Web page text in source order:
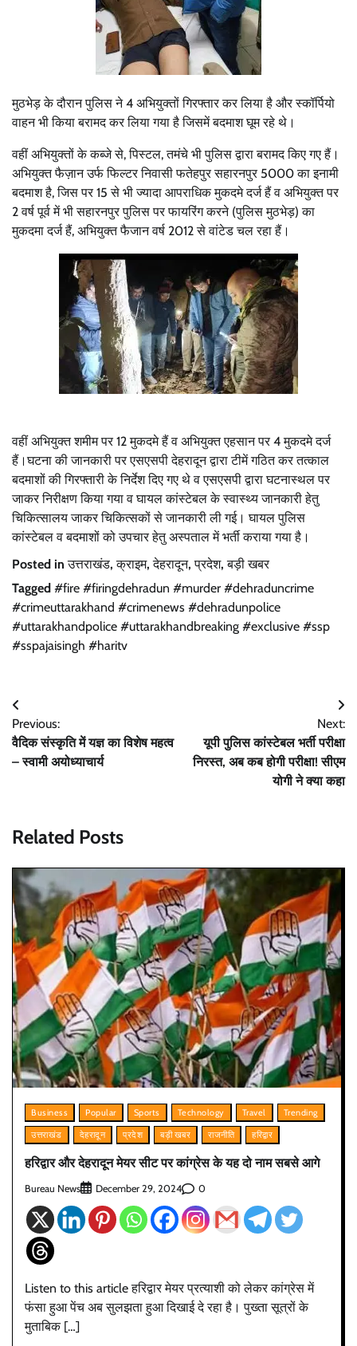
मुठभेड़ के दौरान पुलिस ने 4 अभियुक्तों गिरफ्तार कर लिया है और स्कॉर्पियो
वाहन भी किया बरामद कर लिया गया है जिसमें बदमाश घूम रहे थे।
वहीं अभियुक्तों के कब्जे से, पिस्टल, तमंचे भी‌ पुलिस द्वारा बरामद किए गए हैं।
अभियुक्त फैज़ान उर्फ फिल्टर निवासी फतेहपुर सहारनपुर 5000 का इनामी
बदमाश है, जिस पर 15 से भी ज्यादा आपराधिक मुकदमे दर्ज हैं व अभियुक्त पर
2 वर्ष पूर्व में भी सहारनपुर पुलिस पर फायरिंग करने (पुलिस मुठभेड़) का
मुकदमा दर्ज हैं, अभियुक्त फैजान वर्ष 2012 से वांटेड चल रहा हैं।
वहीं अभियुक्त शमीम पर 12 मुकदमे हैं व अभियुक्त एहसान पर 4 मुकदमे दर्ज
हैं।घटना की जानकारी पर एसएसपी देहरादून द्वारा टीमें गठित कर तत्काल
बदमाशों की गिरफ्तारी के निर्देश दिए गए थे व एसएसपी द्वारा घटनास्थल पर
जाकर निरीक्षण किया गया व घायल कांस्टेबल के स्वास्थ्य जानकारी हेतु
चिकित्सालय जाकर चिकित्सकों से जानकारी ली गई। घायल पुलिस
कांस्टेबल व बदमाशों को उपचार हेतु अस्पताल में भर्ती कराया गया है।
Posted inउत्तराखंड,क्राइम,देहरादून,प्रदेश,बड़ी खबर
Tagged #fire #firingdehradun #murder #dehraduncrime
#crimeuttarakhand #crimenews #dehradunpolice
#uttarakhandpolice #uttarakhandbreaking #exclusive #ssp
#sspajaisingh #haritv
Post
navigation
Previous:
वैदिक संस्कृति में यज्ञ का विशेष महत्व
– स्वामी अयोध्याचार्य
Next:
यूपी पुलिस कांस्टेबल भर्ती परीक्षा
निरस्त, अब कब होगी परीक्षा! सीएम
योगी ने क्या कहा
Related Posts
Business Popular Sports Technology Travel
Trending
उत्तराखंड
देहरादून प्रदेश बड़ी खबर राजनीति हरिद्वार
हरिद्वार और देहरादून मेयर सीट पर कांग्रेस के यह दो नाम सबसे आगे
Bureau News December 29, 2024 0
Listen to this article हरिद्वार मेयर प्रत्याशी को लेकर कांग्रेस में
फंसा हुआ पेंच अब सुलझता हुआ दिखाई दे रहा है। पुख्ता सूत्रों के
मुताबिक […]